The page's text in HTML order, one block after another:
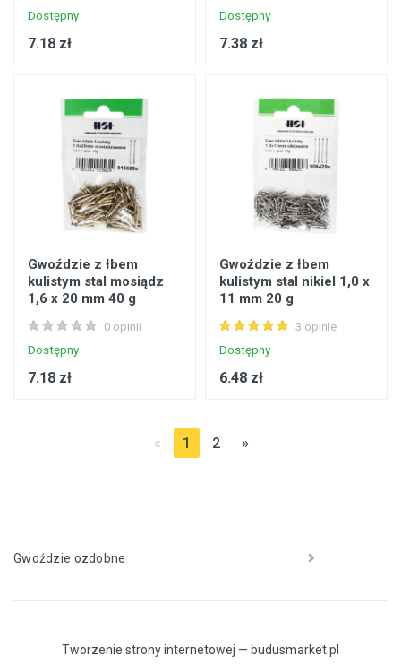
Gwoździe ozdobne
Dostępny
7.18 zł
Dostępny
7.38 zł
Gwoździe z łbem
kulistym stal mosiądz
1,6 x 20 mm 40 g
0 opinii
Dostępny
7.18 zł
Gwoździe z łbem
kulistym stal nikiel 1,0 x
11 mm 20 g
3 opinie
Dostępny
6.48 zł
« 1 2 »
Tworzenie strony internetowej — budusmarket.pl